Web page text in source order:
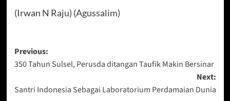
(Irwan N Raju) (Agussalim)
Post
navigation
Previous:
350 Tahun Sulsel, Perusda ditangan Taufik Makin Bersinar
Next:
Santri Indonesia Sebagai Laboratorium Perdamaian Dunia